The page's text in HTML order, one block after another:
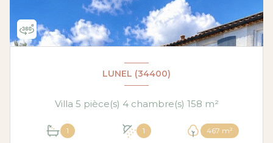
LUNEL (34400)
Villa 5 pièce(s) 4 chambre(s) 158 m²
1 1 467 m²